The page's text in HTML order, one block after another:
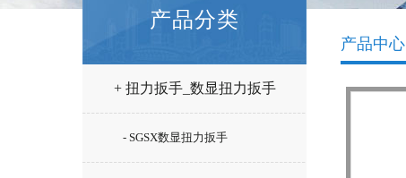
产品分类
+ 扭力扳手_数显扭力扳手
- SGSX数显扭力扳手
产品中心